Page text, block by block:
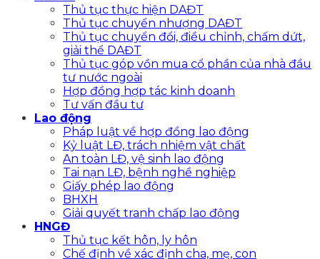
Thủ tục thực hiện DAĐT
Thủ tục chuyển nhượng DAĐT
Thủ tục chuyển đổi, điều chỉnh, chấm dứt,
giải thể DAĐT
Thủ tục góp vồn mua cổ phần của nhà đầu
tư nước ngoài
Hợp đồng hợp tác kinh doanh
Tư vấn đầu tư
Lao động
Pháp luật về hợp đồng lao động
Kỷ luật LĐ, trách nhiệm vật chất
An toàn LĐ, vệ sinh lao động
Tai nạn LĐ, bệnh nghề nghiệp
Giấy phép lao động
BHXH
Giải quyết tranh chấp lao động
HNGĐ
Thủ tục kết hôn, ly hôn
Chế định về xác định cha, mẹ, con